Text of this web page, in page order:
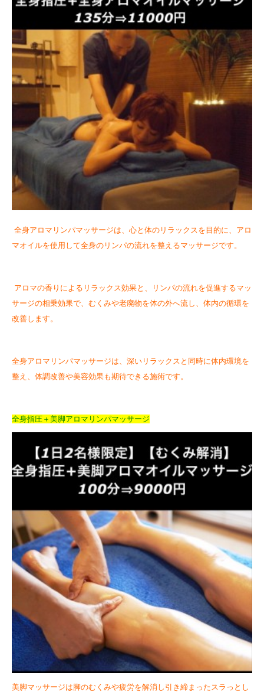
全身アロマリンパマッサージは、心と体のリラックスを目的に、アロ
マオイルを使用して全身のリンパの流れを整えるマッサージです。
アロマの香りによるリラックス効果と、リンパの流れを促進するマッ
サージの相乗効果で、むくみや老廃物を体の外へ流し、体内の循環を
改善します。
全身アロマリンパマッサージは、深いリラックスと同時に体内環境を
整え、体調改善や美容効果も期待できる施術です。
全身指圧＋美脚アロマリンパマッサージ
美脚マッサージは脚のむくみや疲労を解消し引き締まったスラっとし